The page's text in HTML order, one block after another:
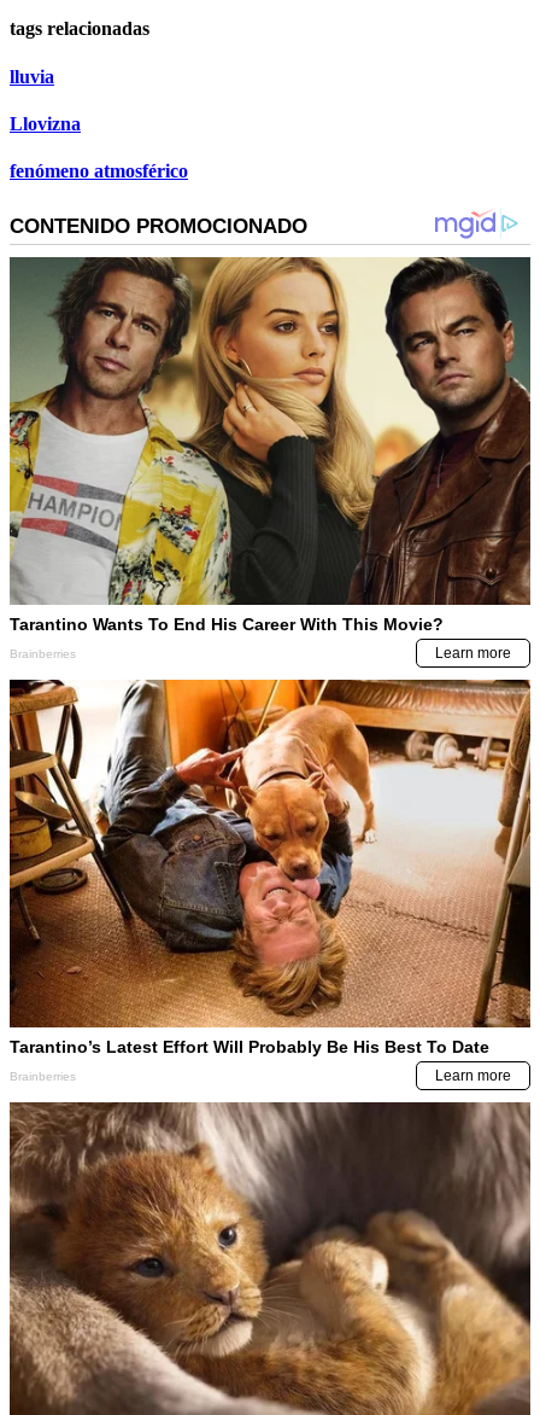
tags relacionadas
lluvia
Llovizna
fenómeno atmosférico